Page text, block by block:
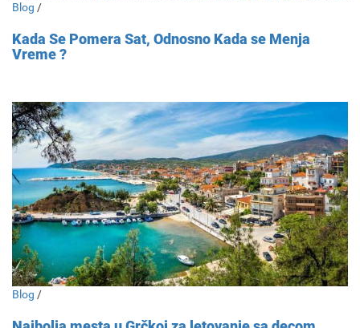
Blog /
Kada Se Pomera Sat, Odnosno Kada se Menja
Vreme ?
Blog /